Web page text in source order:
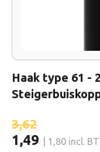
Haak type 61 -
1,49 | 1,80 incl.
3,62